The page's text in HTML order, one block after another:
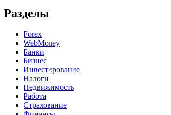
Разделы
Forex
WebMoney
Банки
Бизнес
Инвестирование
Налоги
Недвижимость
Работа
Страхование